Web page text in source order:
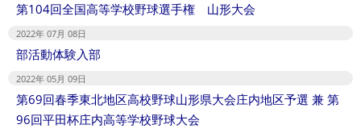
第104回全国高等学校野球選手権 山形大会
2022年 07月 08日
部活動体験入部
2022年 05月 09日
第69回春季東北地区高校野球山形県大会庄内地区予選 兼 第
96回平田杯庄内高等学校野球大会